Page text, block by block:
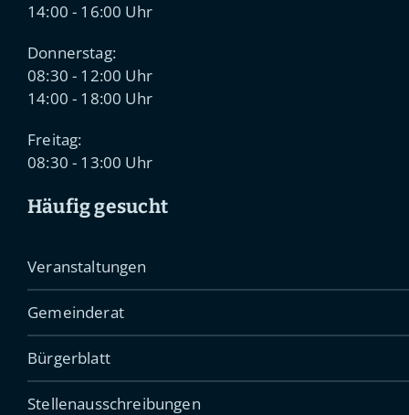
14:00 - 16:00 Uhr
Donnerstag:
08:30 - 12:00 Uhr
14:00 - 18:00 Uhr
Freitag:
08:30 - 13:00 Uhr
Häufig gesucht
Veranstaltungen
Gemeinderat
Bürgerblatt
Stellenausschreibungen